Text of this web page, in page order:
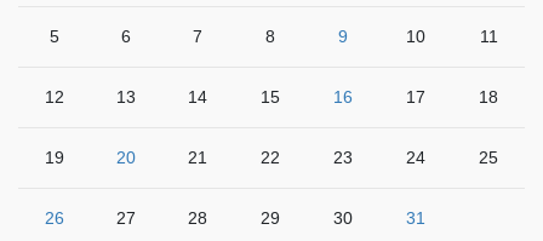
5 6 7 8 9 10 11
12 13 14 15 16 17 18
19 20 21 22 23 24 25
26 27 28 29 30 31